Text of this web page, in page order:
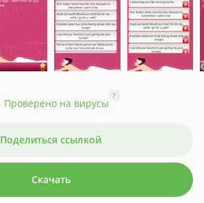
Проверено на вирусы
?
Поделиться ссылкой
Скачать